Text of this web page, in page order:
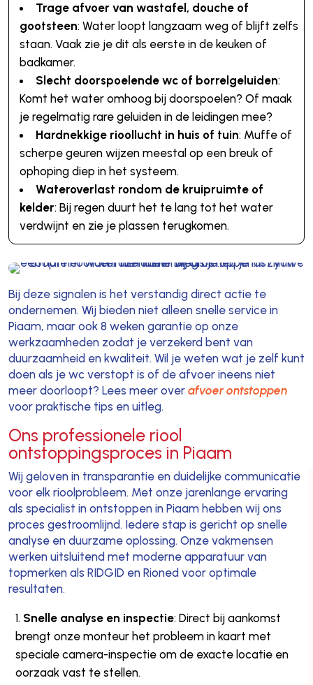
Trage afvoer van wastafel, douche of
gootsteen: Water loopt langzaam weg of blijft zelfs
staan. Vaak zie je dit als eerste in de keuken of
badkamer.
Slecht doorspoelende wc of borrelgeluiden:
Komt het water omhoog bij doorspoelen? Of maak
je regelmatig rare geluiden in de leidingen mee?
Hardnekkige rioollucht in huis of tuin: Muffe of
scherpe geuren wijzen meestal op een breuk of
ophoping diep in het systeem.
Wateroverlast rondom de kruipruimte of
kelder: Bij regen duurt het te lang tot het water
verdwijnt en zie je plassen terugkomen.
Bij deze signalen is het verstandig direct actie te
ondernemen. Wij bieden niet alleen snelle service in
Piaam, maar ook 8 weken garantie op onze
werkzaamheden zodat je verzekerd bent van
duurzaamheid en kwaliteit. Wil je weten wat je zelf kunt
doen als je wc verstopt is of de afvoer ineens niet
meer doorloopt? Lees meer over afvoer ontstoppen
voor praktische tips en uitleg.
Ons professionele riool
ontstoppingsproces in Piaam
Wij geloven in transparantie en duidelijke communicatie
voor elk rioolprobleem. Met onze jarenlange ervaring
als specialist in ontstoppen in Piaam hebben wij ons
proces gestroomlijnd. Iedere stap is gericht op snelle
analyse en duurzame oplossing. Onze vakmensen
werken uitsluitend met moderne apparatuur van
topmerken als RIDGID en Rioned voor optimale
resultaten.
Snelle analyse en inspectie: Direct bij aankomst
brengt onze monteur het probleem in kaart met
speciale camera-inspectie om de exacte locatie en
oorzaak vast te stellen.